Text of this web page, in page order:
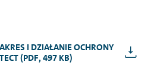
I DZIAŁANIE OCHRONY
(PDF, 497 KB)